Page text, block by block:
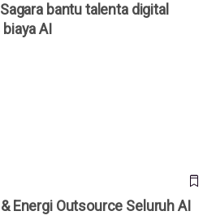
bantu talenta digital
AI
Energi Outsource Seluruh AI